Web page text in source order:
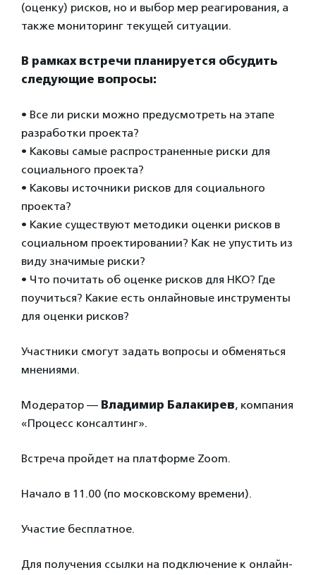
(оценку) рисков, но и выбор мер реагирования, а
также мониторинг текущей ситуации.
В рамках встречи планируется обсудить
следующие вопросы:
• Все ли риски можно предусмотреть на этапе
разработки проекта?
• Каковы самые распространенные риски для
социального проекта?
• Каковы источники рисков для социального
проекта?
• Какие существуют методики оценки рисков в
социальном проектировании? Как не упустить из
виду значимые риски?
• Что почитать об оценке рисков для НКО? Где
поучиться? Какие есть онлайновые инструменты
для оценки рисков?
Участники смогут задать вопросы и обменяться
мнениями.
Модератор — Владимир Балакирев, компания
«Процесс консалтинг».
Встреча пройдет на платформе Zoom.
Начало в 11.00 (по московскому времени).
Участие бесплатное.
Для получения ссылки на подключение к онлайн-